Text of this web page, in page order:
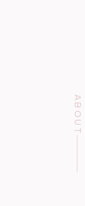
ABOUT